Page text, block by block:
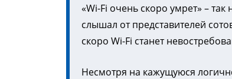
«Wi-Fi очень скоро умрет» –
слышал от представителей
скоро Wi-Fi станет
Несмотря на кажущуюся